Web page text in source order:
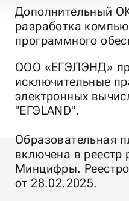
Дополнительный
разработка
программного
ООО «ЕГЭЛЭНД»
исключительные
электронных
"ЕГЭLAND".
Образовательная
включена в реестр
Минцифры.
от 28.02.2025.